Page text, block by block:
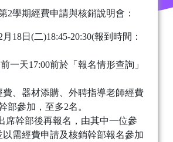
2學期經費申請與核銷說明會：
18日(二)18:45-20:30(報到時間：
一天17:00前於「報名情形查詢」
費、器材添購、外聘指導老師經費
部參加，至多2名。
席幹部後再報名，由其中一位參
以需經費申請及核銷幹部報名參加